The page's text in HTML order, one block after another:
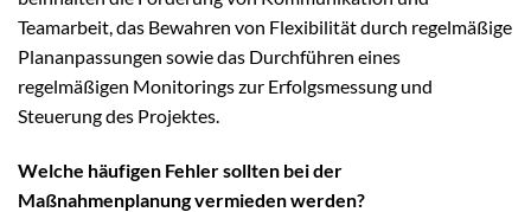
Teamarbeit, das Bewahren von Flexibilität durch regelmäßige
Plananpassungen sowie das Durchführen eines
regelmäßigen Monitorings zur Erfolgsmessung und
Steuerung des Projektes.
Welche häufigen Fehler sollten bei der
Maßnahmenplanung vermieden werden?